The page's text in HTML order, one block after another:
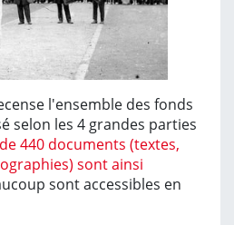
l'ensemble des fonds
selon les 4 grandes parties
440 documents (textes,
sont ainsi
sont accessibles en